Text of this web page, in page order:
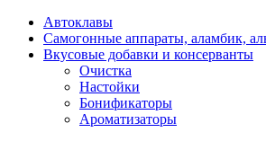
Автоклавы
Самогонные аппараты, аламбик,
Вкусовые добавки и консерванты
Очистка
Настойки
Бонификаторы
Ароматизаторы